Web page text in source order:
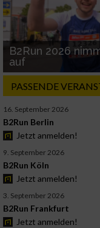
B2Run 2026
auf
PASSENDE
16. September 2026
B2Run Berlin
Jetzt anmelden!
9. September 2026
B2Run Köln
Jetzt anmelden!
3. September 2026
B2Run Frankfurt
Jetzt anmelden!